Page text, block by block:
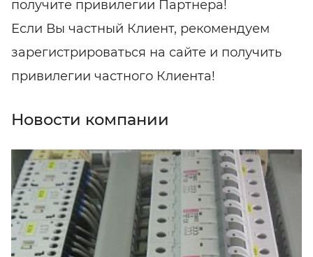
получите привилегии Партнера!
Если Вы частный Клиент, рекомендуем
зарегистрироваться на сайте и получить
привилегии частного Клиента!
Новости компании